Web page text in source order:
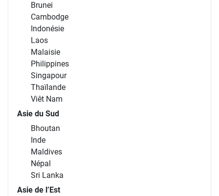
Brunei
Cambodge
Indonésie
Laos
Malaisie
Philippines
Singapour
Thaïlande
Viêt Nam
Asie du Sud
Bhoutan
Inde
Maldives
Népal
Sri Lanka
Asie de l’Est